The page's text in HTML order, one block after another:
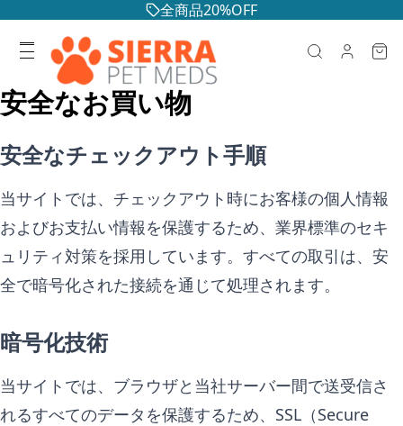
全商品20%OFF
安全なお買い物
安全なチェックアウト手順
当サイトでは、チェックアウト時にお客様の個人情報
およびお支払い情報を保護するため、業界標準のセキ
ュリティ対策を採用しています。すべての取引は、安
全で暗号化された接続を通じて処理されます。
暗号化技術
当サイトでは、ブラウザと当社サーバー間で送受信さ
れるすべてのデータを保護するため、SSL（Secure